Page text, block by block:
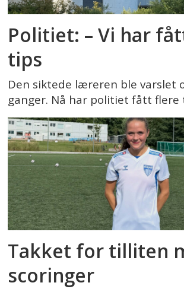
Politiet: – Vi har
tips
Den siktede læreren ble varslet
ganger. Nå har politiet fått flere
Takket for tilliten
scoringer